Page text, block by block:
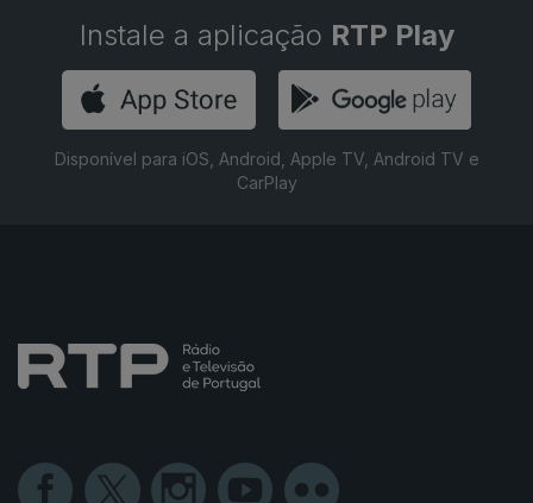
Instale a aplicação RTP Play
Disponível para iOS, Android, Apple TV, Android TV e
CarPlay